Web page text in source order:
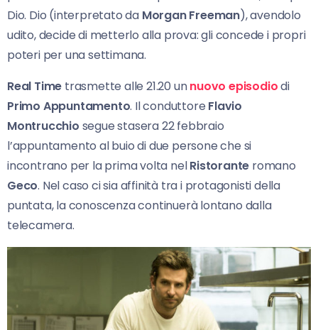
Dio. Dio (interpretato da Morgan Freeman), avendolo
udito, decide di metterlo alla prova: gli concede i propri
poteri per una settimana.
Real Time trasmette alle 21.20 unnuovo episodiodi
Primo Appuntamento. Il conduttore Flavio
Montrucchio segue stasera 22 febbraio
l’appuntamento al buio di due persone che si
incontrano per la prima volta nelRistorante romano
Geco. Nel caso ci sia affinità tra i protagonisti della
puntata, la conoscenza continuerà lontano dalla
telecamera.